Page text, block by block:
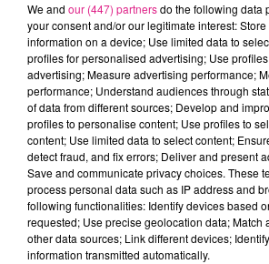
We and our (447) partnersdo the following data
your consent and/or our legitimate interest:
information on a device; Use limited data to
profiles for personalised advertising; Use
advertising; Measure advertising performance;
performance; Understand audiences through
of data from different sources; Develop and
profiles to personalise content; Use profiles to
content; Use limited data to select content;
detect fraud, and fix errors; Deliver and present
Save and communicate privacy choices. These
process personal data such as IP address and
following functionalities: Identify devices based
requested; Use precise geolocation data; Match
other data sources; Link different devices;
information transmitted automatically.